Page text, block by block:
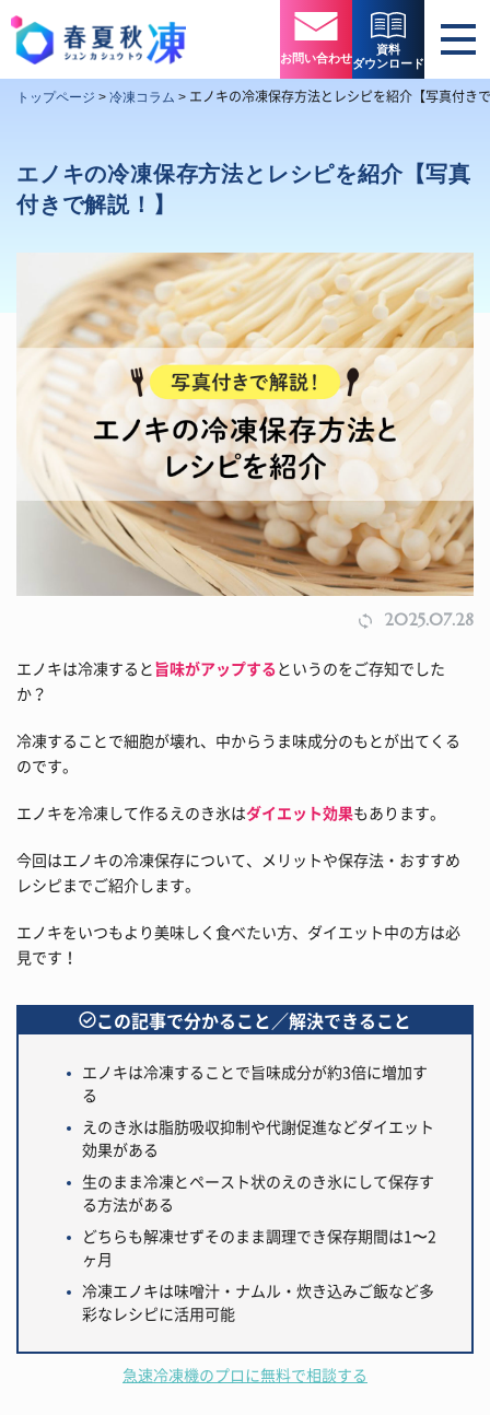
お問い合わせ
資料
ダウンロード
トップページ > 冷凍コラム > エノキの冷凍保存方法とレシピを紹介【写真付き
エノキの冷凍保存方法とレシピを紹介【写真
付きで解説！】
2025.07.28
エノキは冷凍すると 旨味がアップするというのをご存知でした
か？
冷凍することで細胞が壊れ、中からうま味成分のもとが出てくる
のです。
エノキを冷凍して作るえのき氷はダイエット効果もあります。
今回はエノキの冷凍保存について、メリットや保存法・おすすめ
レシピまでご紹介します。
エノキをいつもより美味しく食べたい方、ダイエット中の方は必
見です！
この記事で分かること／解決できること
エノキは冷凍することで旨味成分が約3倍に増加す
る
えのき氷は脂肪吸収抑制や代謝促進などダイエット
効果がある
生のまま冷凍とペースト状のえのき氷にして保存す
る方法がある
どちらも解凍せずそのまま調理でき保存期間は1〜2
ヶ月
冷凍エノキは味噌汁・ナムル・炊き込みご飯など多
彩なレシピに活用可能
急速冷凍機のプロに無料で相談する